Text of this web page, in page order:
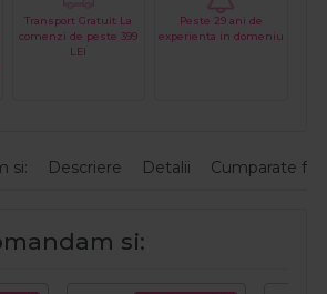
Transport Gratuit La
comenzi de peste 399
LEI
Peste 29 ani de
experienta in domeniu
si: Descriere Detalii Cumparate
si: